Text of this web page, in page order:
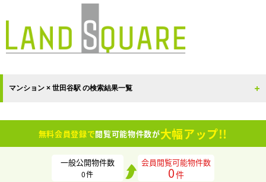
マンション × 世田谷駅 の検索結果一覧
無料会員登録で閲覧可能物件数が大幅アップ!!
一般公開物件数
0件
会員閲覧可能物件数
0件